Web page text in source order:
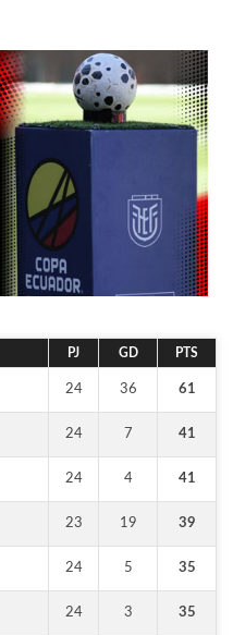
PJ GD PTS
24 36 61
24 7 41
24 4 41
23 19 39
24 5 35
24 3 35